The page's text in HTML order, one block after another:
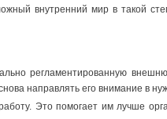
внутренний мир в такой
регламентированную
направлять его внимание в
Это помогает им лучше